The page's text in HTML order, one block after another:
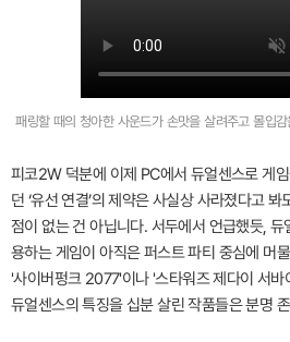
패링할 때의 청아한 사운드가 손맛을 살려주고 몰입
피코2W 덕분에 이제 PC에서 듀얼센스로 게
던 ‘유선 연결’의 제약은 사실상 사라졌다고
점이 없는 건 아닙니다. 서두에서 언급했듯,
용하는 게임이 아직은 퍼스트 파티 중심에 머
'사이버펑크 2077'이나 '스타워즈 제다이 서
듀얼센스의 특징을 십분 살린 작품들은 분명